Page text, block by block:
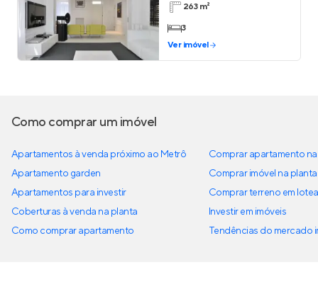
263 m²
3
Ver imóvel
Como comprar um imóvel
Apartamentos à venda próximo ao Metrô
Apartamento garden
Apartamentos para investir
Coberturas à venda na planta
Como comprar apartamento
Comprar apartamento
Comprar imóvel na planta
Comprar terreno em
Investir em imóveis
Tendências do mercado